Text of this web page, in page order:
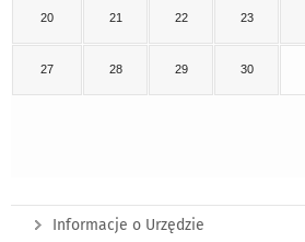
20 21 22 23
27 28 29 30
Informacje o Urzędzie